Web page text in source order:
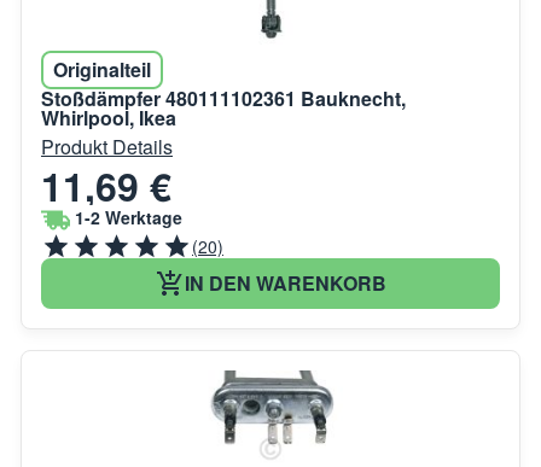
Originalteil
Stoßdämpfer 480111102361 Bauknecht,
Whirlpool, Ikea
Produkt Details
11,69 €
1-2 Werktage
(20)
IN DEN WARENKORB